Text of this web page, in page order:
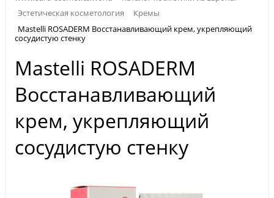
Эстетическая косметология
Кремы
Mastelli ROSADERM Восстанавливающий крем, укрепляющий
сосудистую стенку
Mastelli ROSADERM
Восстанавливающий
крем, укрепляющий
сосудистую стенку